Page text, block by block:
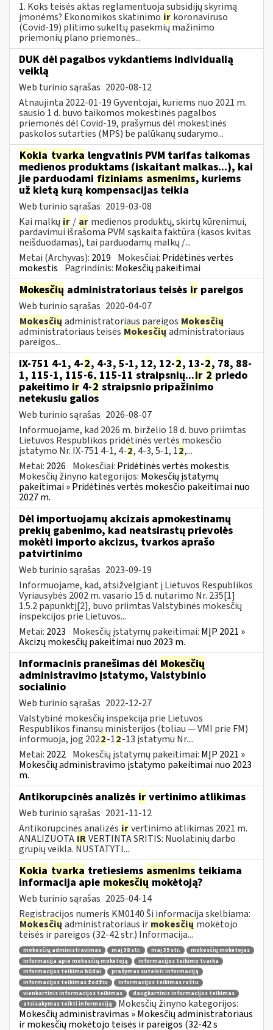
1. Koks teisės aktas reglamentuoja subsidijų skyrimą
įmonėms? Ekonomikos skatinimo ir koronaviruso
(Covid-19) plitimo sukeltų pasekmių mažinimo
priemonių plano priemonės...
DUK dėl pagalbos vykdantiems individualią
veiklą
Web turinio sąrašas 2020-08-12
Atnaujinta 2022-01-19 Gyventojai, kuriems nuo 2021 m.
sausio 1 d. buvo taikomos mokestinės pagalbos
priemonės dėl Covid-19, prašymus dėl mokestinės
paskolos sutarties (MPS) be palūkanų sudarymo...
Kokia tvarka lengvatinis PVM tarifas taikomas
medienos produktams (įskaitant malkas...), kai
jie parduodami fiziniams asmenims, kuriems
už kietą kurą kompensacijas teikia
Web turinio sąrašas 2019-03-08
Kai malkų ir / ar medienos produktų, skirtų kūrenimui,
pardavimui išrašoma PVM sąskaita faktūra (kasos kvitas
neišduodamas), tai parduodamų malkų /...
Metai (Archyvas): 2019 Mokesčiai: Pridėtinės vertės
mokestis Pagrindinis: Mokesčių pakeitimai
Mokesčių administratoriaus teisės ir pareigos
Web turinio sąrašas 2020-04-07
Mokesčių administratoriaus pareigos Mokesčių
administratoriaus teisės Mokesčių administratoriaus
pareigos...
IX-751 4-1, 4-2, 4-3, 5-1, 12, 12-2, 13-2, 78, 88-
1, 115-1, 115-6, 115-11 straipsnių...ir 2 priedo
pakeitimo ir 4-2 straipsnio pripažinimo
netekusiu galios
Web turinio sąrašas 2026-08-07
Informuojame, kad 2026 m. birželio 18 d. buvo priimtas
Lietuvos Respublikos pridėtinės vertės mokesčio
įstatymo Nr. IX-751 4-1, 4-2, 4-3, 5-1, 12,...
Metai: 2026 Mokesčiai: Pridėtinės vertės mokestis
Mokesčių žinyno kategorijos: Mokesčių įstatymų
pakeitimai » Pridėtinės vertės mokesčio pakeitimai nuo
2027 m.
Dėl importuojamų akcizais apmokestinamų
prekių gabenimo, kad neatsirastų prievolės
mokėti importo akcizus, tvarkos aprašo
patvirtinimo
Web turinio sąrašas 2023-09-19
Informuojame, kad, atsižvelgiant į Lietuvos Respublikos
Vyriausybės 2002 m. vasario 15 d. nutarimo Nr. 235[1]
1.5.2 papunktį[2], buvo priimtas Valstybinės mokesčių
inspekcijos prie Lietuvos...
Metai: 2023 Mokesčių įstatymų pakeitimai: MĮP 2021 »
Akcizų mokesčių pakeitimai nuo 2023 m.
Informacinis pranešimas dėl Mokesčių
administravimo įstatymo, Valstybinio
socialinio
Web turinio sąrašas 2022-12-27
Valstybinė mokesčių inspekcija prie Lietuvos
Respublikos finansų ministerijos (toliau — VMI prie FM)
informuoja, jog 2022-12-13 įstatymu Nr....
Metai: 2022 Mokesčių įstatymų pakeitimai: MĮP 2021 »
Mokesčių administravimo įstatymo pakeitimai nuo 2023
m.
Antikorupcinės analizės ir vertinimo atlikimas
Web turinio sąrašas 2021-11-12
Antikorupcinės analizės irvertinimo atlikimas 2021 m.
ANALIZUOTA IRVERTINTA SRITIS: Nuolatinių darbo
grupių veikla. NUSTATYTI...
Kokia tvarka tretiesiems asmenims teikiama
informacija apie mokesčiųmokėtoją?
Web turinio sąrašas 2025-04-14
Registracijos numeris KM0140 Ši informacija skelbiama:
Mokesčių administratoriaus ir mokesčių mokėtojo
teisės ir pareigos (32-42 str.) Informacija...
mokesčių administravimas maį 38 str. maį 39 str.
mokesčių mokėtojas
informacija apie mokesčių mokėtoją
informacijos teikimo tvarka
informacijos teikimo būdai
prašymas suteikti informaciją
informacijos teikimas žodžiu
informacijos teikimas raštu
vienkartinis informacijos teikimas
daugkartinis informacijos teikimas
atsisakymas teikti informaciją
Mokesčių žinyno kategorijos:
Mokesčių administravimas » Mokesčių administratoriaus
ir mokesčių mokėtojo teisės ir pareigos (32-42 s